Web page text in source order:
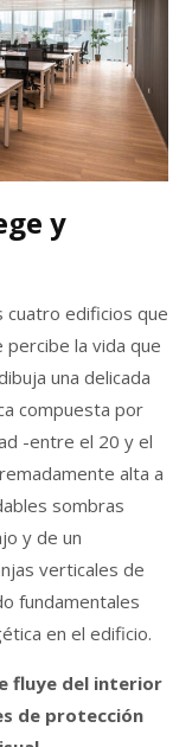
y
cuatro edificios que
percibe la vida que
una delicada
compuesta por
-entre el 20 y el
alta a
sombras
y de un
verticales de
fundamentales
en el edificio.
fluye del interior
de protección